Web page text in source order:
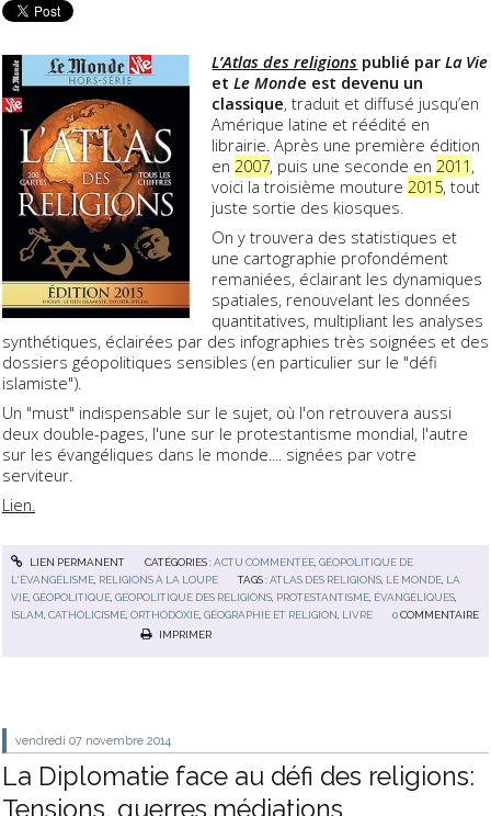
L’Atlas des religions publié parLa Vie
etLe Monde est devenu un
classique, traduit et diffusé jusqu’en
Amérique latine et réédité en
librairie. Après une première édition
en 2007, puis une seconde en 2011 ,
voici la troisième mouture 2015, tout
juste sortie des kiosques.
On y trouvera des statistiques et
une cartographie profondément
remaniées, éclairant les dynamiques
spatiales, renouvelant les données
quantitatives, multipliant les analyses
synthétiques, éclairées par des infographies très soignées et des
dossiers géopolitiques sensibles (en particulier sur le "défi
islamiste").
Un "must" indispensable sur le sujet, où l'on retrouvera aussi
deux double-pages, l'une sur le protestantisme mondial, l'autre
sur les évangéliques dans le monde.... signées par votre
serviteur.
Lien.
LIEN PERMANENT CATÉGORIES :ACTU COMMENTÉE, GÉOPOLITIQUE DE
L'ÉVANGÉLISME RELIGIONS À LA LOUPE TAGS :ATLAS DES RELIGIONS LE MONDE LA
VIE ,GÉOPOLITIQUE ,GÉOPOLITIQUE DES RELIGIONS PROTESTANTISME ÉVANGÉLIQUES
ISLAM ,CATHOLICISME ,ORTHODOXIE ,GÉOGRAPHIE ET RELIGION LIVRE 0 COMMENTAIRE
IMPRIMER
vendredi 07 novembre 2014
La Diplomatie face au défi des religions:
Tensions, guerres,médiations